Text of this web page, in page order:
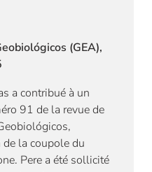
(GEA),
a contribué à un
91 de la revue de
la coupole du
Pere a été sollicité